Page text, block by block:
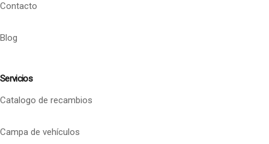
Contacto
Blog
Servicios
Catalogo de recambios
Campa de vehículos